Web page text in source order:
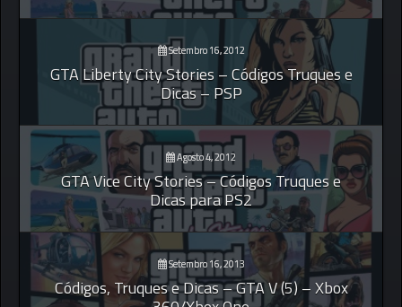
Setembro 16, 2012
GTA Liberty City Stories – Códigos Truques e
Dicas – PSP
Agosto 4, 2012
GTA Vice City Stories – Códigos Truques e
Dicas para PS2
Setembro 16, 2013
Códigos, Truques e Dicas – GTA V (5) – Xbox